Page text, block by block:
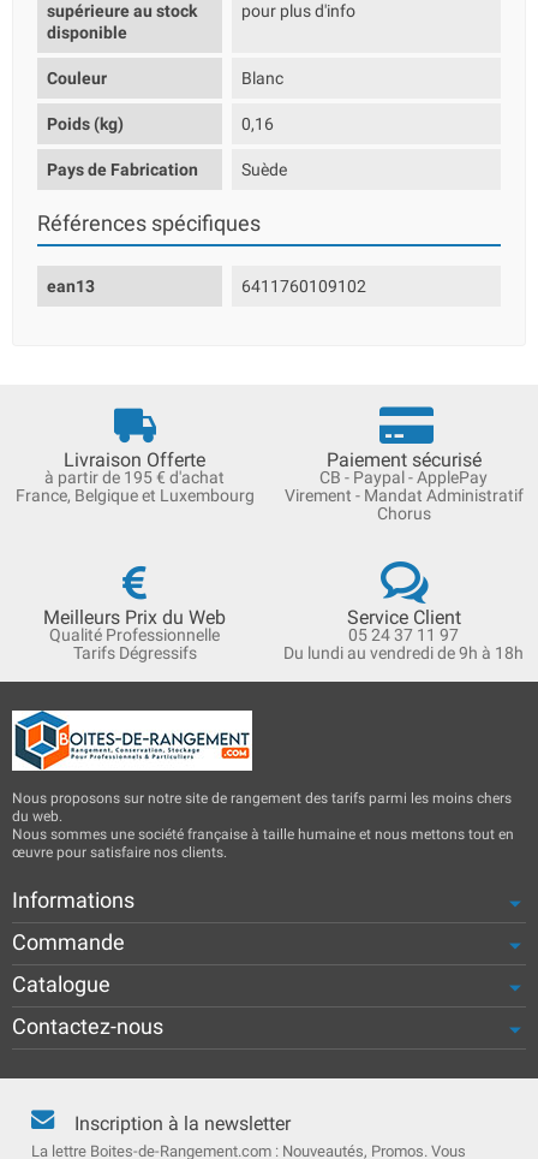
supérieure au stock
disponible
pour plus d'info
Couleur Blanc
Poids (kg) 0,16
Pays de Fabrication Suède
Références spécifiques
ean13 6411760109102
Livraison Offerte
à partir de 195 € d'achat
France, Belgique et Luxembourg
Paiement sécurisé
CB - Paypal - ApplePay
Virement - Mandat Administratif
Chorus
Meilleurs Prix du Web
Qualité Professionnelle
Tarifs Dégressifs
Service Client
05 24 37 11 97
Du lundi au vendredi de 9h à 18h
Nous proposons sur notre site de rangement des tarifs parmi les moins chers
du web.
Nous sommes une société française à taille humaine et nous mettons tout en
œuvre pour satisfaire nos clients.
Informations
Commande
Catalogue
Contactez-nous
Inscription à la newsletter
La lettre Boites-de-Rangement.com : Nouveautés, Promos. Vous